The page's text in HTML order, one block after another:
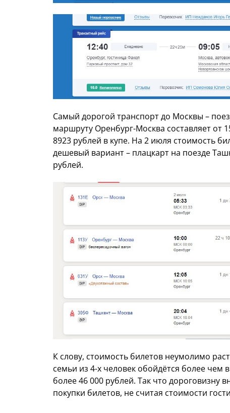
Самый дорогой транспорт до Москвы –
маршруту Оренбург-Москва составляет от
8923 рублей в купе. На 2 июля стоимость
дешевый вариант – плацкарт на поезде
рублей.
К слову, стоимость билетов неумолимо
семьи из 4-х человек обойдётся более чем
более 46 000 рублей. Так что дороговизну
покупки билетов, не считая стоимости